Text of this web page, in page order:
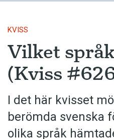
KVISS
Vilket
(Kviss
I det här kvisset
berömda svenska
olika språk